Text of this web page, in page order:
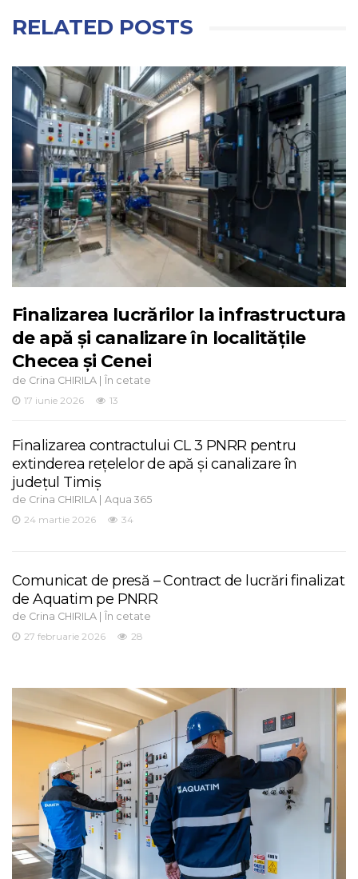
RELATED POSTS
Finalizarea lucrărilor la infrastructura
de apă și canalizare în localitățile
Checea și Cenei
de Crina CHIRILA | În cetate
17 iunie 2026
13
Finalizarea contractului CL 3 PNRR pentru
extinderea rețelelor de apă și canalizare în
județul Timiș
de Crina CHIRILA | Aqua 365
24 martie 2026
34
Comunicat de presă – Contract de lucrări finalizat
de Aquatim pe PNRR
de Crina CHIRILA | În cetate
27 februarie 2026
28